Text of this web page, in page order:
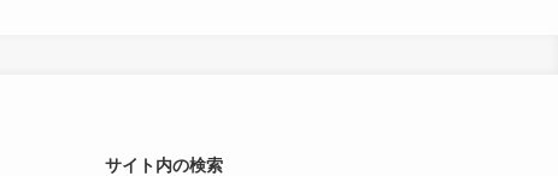
サイト内の検索